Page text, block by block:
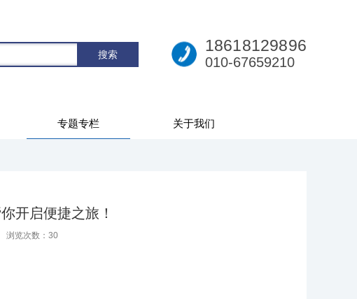
18618129896
010-67659210
专题专栏 关于我们
开启便捷之旅！
览次数： 30